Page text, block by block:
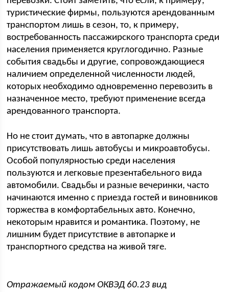
туристические фирмы, пользуются арендованным
транспортом лишь в сезон, то, к примеру,
востребованность пассажирского транспорта среди
населения применяется круглогодично. Разные
события свадьбы и другие, сопровождающиеся
наличием определенной численности людей,
которых необходимо одновременно перевозить в
назначенное место, требуют применение всегда
арендованного транспорта.
Но не стоит думать, что в автопарке должны
присутствовать лишь автобусы и микроавтобусы.
Особой популярностью среди населения
пользуются и легковые презентабельного вида
автомобили. Свадьбы и разные вечеринки, часто
начинаются именно с приезда гостей и виновников
торжества в комфортабельных авто. Конечно,
некоторым нравится и романтика. Поэтому, не
лишним будет присутствие в автопарке и
транспортного средства на живой тяге.
Отражаемый кодом ОКВЭД 60.23 вид